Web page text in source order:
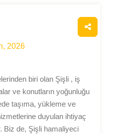
2026
biri olan Şişli , iş
ve konutların yoğunluğu
taşıma, yükleme ve
duyulan ihtiyaç
Biz de, Şişli hamaliyeci